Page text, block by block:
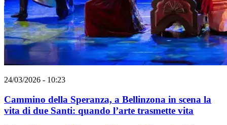
24/03/2026 - 10:23
Cammino della Speranza, a Bellinzona in scena la
vita di due Santi: quando l’arte trasmette vita